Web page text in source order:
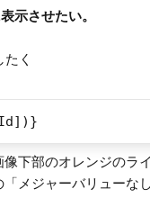
示させたい。
く
Id])}
下部のオレンジのラ
メジャーバリューなし